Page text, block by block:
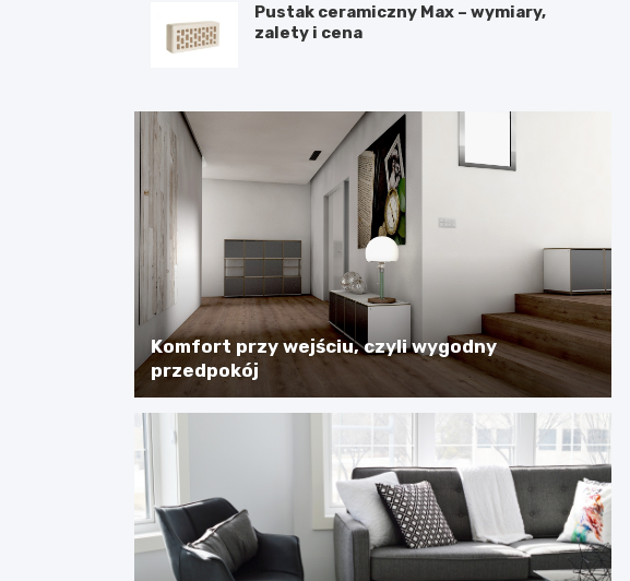
Pustak ceramiczny Max – wymiary,
zalety i cena
Komfort przy wejściu, czyli wygodny
przedpokój